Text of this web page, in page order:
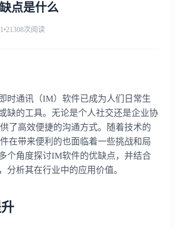
点是什么
•21308次阅读
时通讯（IM）软件已成为人们日常生
缺的工具。无论是个人社交还是企业协
了高效便捷的沟通方式。随着技术的
在带来便利的也面临着一些挑战和局
个角度探讨IM软件的优缺点，并结合
分析其在行业中的应用价值。